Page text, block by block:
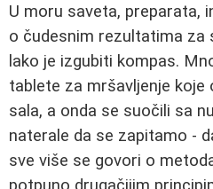
U moru saveta, preparata,
o čudesnim rezultatima za
lako je izgubiti kompas.
tablete za mršavljenje koje
sala, a onda se suočili sa
naterale da se zapitamo -
sve više se govori o